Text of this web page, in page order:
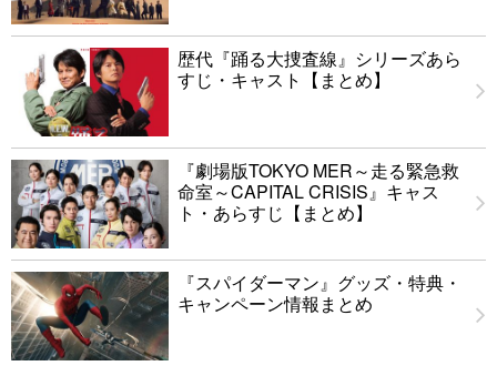
歴代『踊る大捜査線』シリーズあら
すじ・キャスト【まとめ】
『劇場版TOKYO MER～走る緊急救
命室～CAPITAL CRISIS』キャス
ト・あらすじ【まとめ】
『スパイダーマン』グッズ・特典・
キャンペーン情報まとめ